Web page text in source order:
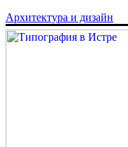
Архитектура и дизайн